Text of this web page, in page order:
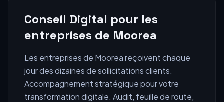
Conseil Digital pour les
entreprises de Moorea
Les entreprises de Mooreareçoivent chaque
jour des dizaines de sollicitations clients.
Accompagnement stratégique pour votre
transformation digitale. Audit, feuille de route,